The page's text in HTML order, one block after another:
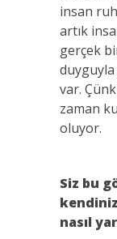
insan
artık
gerçek
duyguyla
var.
zaman
oluyor.
Siz bu
nasıl